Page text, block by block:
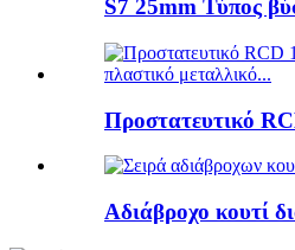
S7 25mm Τύπος
Προστατευτικό
Αδιάβροχο κουτί